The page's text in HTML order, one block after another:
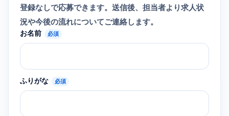
登録なしで応募できます。送信後、担当者より求人状
況や今後の流れについてご連絡します。
お名前 必須
ふりがな 必須